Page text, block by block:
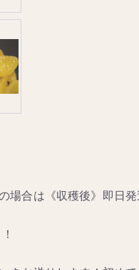
場合は《収穫後》即日発